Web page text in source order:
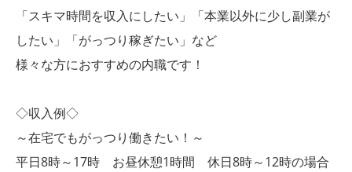
「スキマ時間を収入にしたい」「本業以外に少し副業が
したい」「がっつり稼ぎたい」など
様々な方におすすめの内職です！
◇収入例◇
～在宅でもがっつり働きたい！～
平日8時～17時 お昼休憩1時間 休日8時～12時の場合